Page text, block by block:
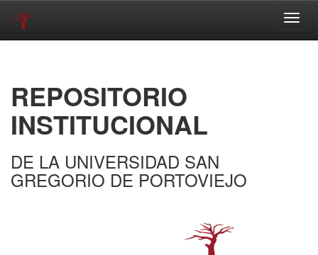
REPOSITORIO
INSTITUCIONAL
DE LA UNIVERSIDAD SAN
GREGORIO DE PORTOVIEJO